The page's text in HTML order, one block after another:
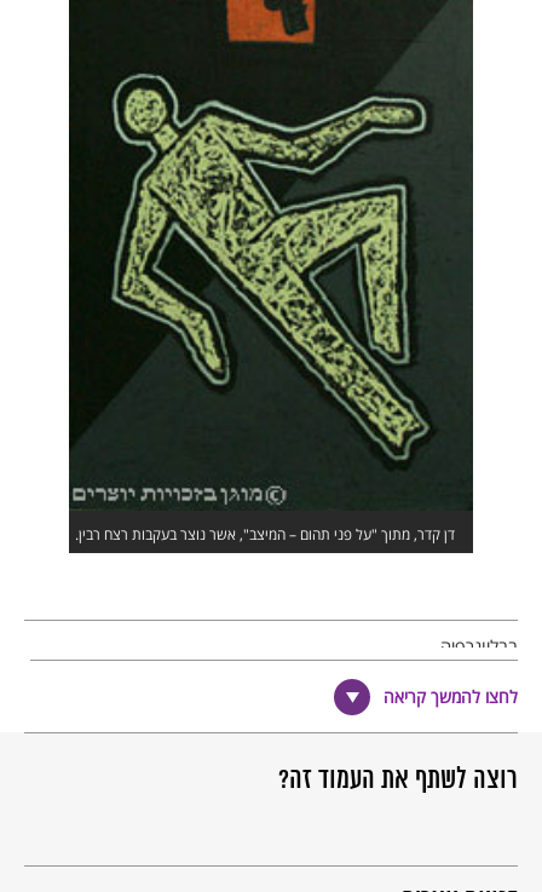
דן קדר, מתוך "על פני תהום – המיצב", אשר נוצר בעקבות רצח רבין.
בבליוגרפיה
כותר: על פני תהום 6
בעלי זכויות :עיריית חולון
עיריית חולון
לחצו להמשך קריאה
רוצה לשתף את העמוד זה?